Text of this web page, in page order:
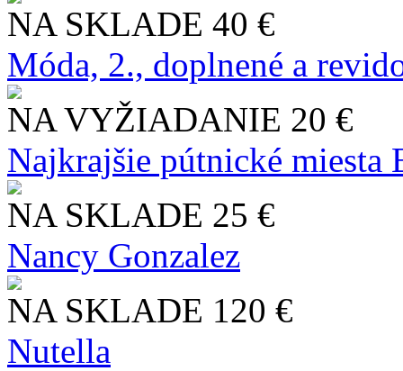
NA SKLADE 40 €
Móda, 2., doplnené a
NA VYŽIADANIE 20 €
Najkrajšie pútnické miesta
NA SKLADE 25 €
Nancy Gonzalez
NA SKLADE 120 €
Nutella